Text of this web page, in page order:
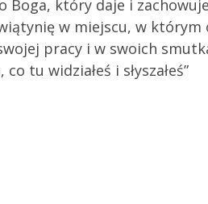
Boga, który daje i
w miejscu, w
pracy i w swoich
tu widziałeś i słyszałeś”